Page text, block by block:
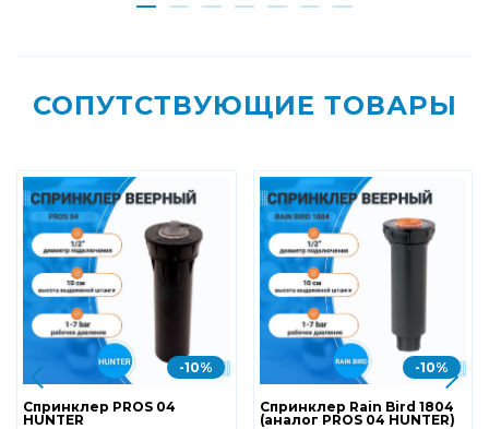
СОПУТСТВУЮЩИЕ ТОВАРЫ
-10%
Спринклер PROS 04
HUNTER
-10%
Спринклер Rain Bird 1804
(аналог PROS 04 HUNTER)